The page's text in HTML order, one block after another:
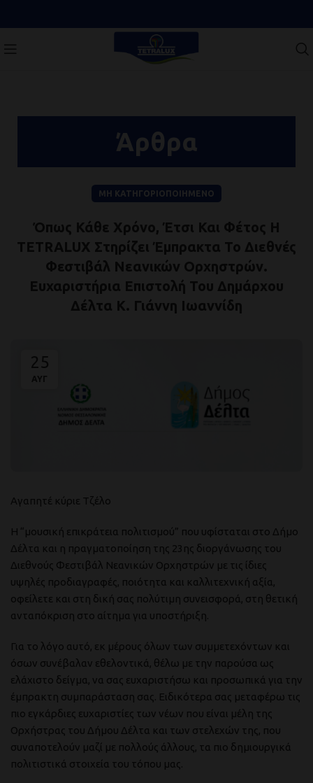
Άρθρα
ΜΗ ΚΑΤΗΓΟΡΙΟΠΟΙΗΜΈΝΟ
Όπως Κάθε Χρόνο, Έτσι Και Φέτος Η
TETRALUX Στηρίζει Έμπρακτα Το Διεθνές
Φεστιβάλ Νεανικών Ορχηστρών.
Ευχαριστήρια Επιστολή Του Δημάρχου
Δέλτα Κ. Γιάννη Ιωαννίδη
25
ΑΥΓ
Αγαπητέ κύριε Τζέλο
Η “μουσική επικράτεια πολιτισμού” που υφίσταται στο Δήμο
Δέλτα και η πραγματοποίηση της 23ης διοργάνωσης του
Διεθνούς Φεστιβάλ Νεανικών Ορχηστρών με τις ίδιες
υψηλές προδιαγραφές, ποιότητα και καλλιτεχνική αξία,
οφείλετε και στη δική σας πολύτιμη συνεισφορά, στη θετική
ανταπόκριση στο αίτημα για υποστήριξη.
Για το λόγο αυτό, εκ μέρους όλων των συμμετεχόντων και
όσων συνέβαλαν εθελοντικά, θέλω με την παρούσα ως
ελάχιστο δείγμα, να σας ευχαριστήσω και προσωπικά για την
έμπρακτη συμπαράσταση σας. Ειδικότερα σας μεταφέρω τις
πιο εγκάρδιες ευχαριστίες των νέων που είναι μέλη της
Ορχήστρας του Δήμου Δέλτα και των στελεχών της, που
συναποτελούν μαζί με πολλούς άλλους, τα πιο δημιουργικά
πολιτιστικά στοιχεία του τόπου μας.